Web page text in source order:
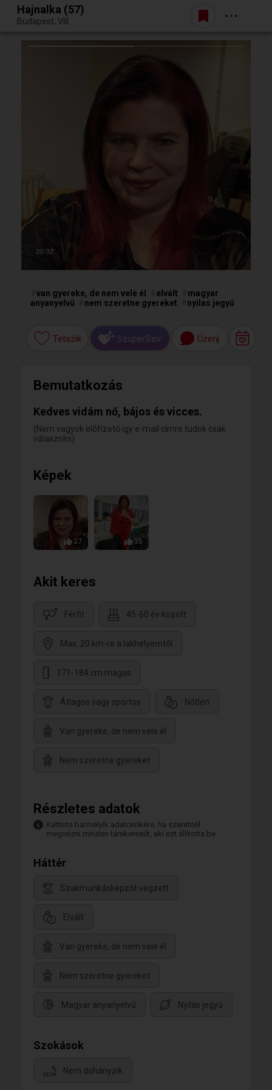
Egy jó randiból bármi lehet.
Belépés
Hajnalka (57)
Budapest, VIII.
van gyereke, de nem vele él elvált
magyar
anyanyelvű
nem szeretne gyereket nyilas jegyű
Tetszik SzuperSzív Üzenj
Bemutatkozás
Kedves vidám nő, bájos és vicces.
(Nem vagyok előfízető így e-mail címre tudok csak
válaszolni)
Képek
27 35
Akit keres
Férfit 45-60 év között
Max. 20 km-re a lakhelyemtől
171-184 cm magas
Átlagos vagy sportos Nőtlen
Van gyereke, de nem vele él
Nem szeretne gyereket
Részletes adatok
Kattints bármelyik adatcímkére, ha szeretnél
megnézni minden társkeresőt, aki ezt állította be.
Háttér
Szakmunkásképzőt végzett
Elvált
Van gyereke, de nem vele él
Nem szeretne gyereket
Magyar anyanyelvű Nyilas jegyű
Szokások
Nem dohányzik